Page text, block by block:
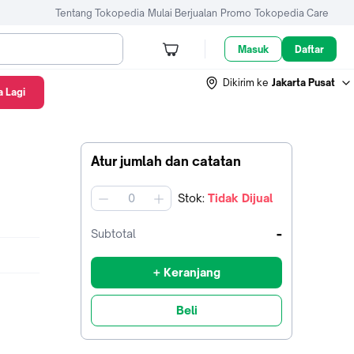
Tentang Tokopedia Mulai Berjualan Promo Tokopedia Care
Masuk Daftar
Dikirim ke Jakarta Pusat
Atur jumlah dan catatan
jumlah Stok: Tidak Dijual
Subtotal -
+ Keranjang
Beli
Lagi